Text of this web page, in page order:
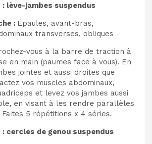
: lève-jambes suspendus
: Épaules, avant-bras,
transverses, obliques
vous à la barre de traction à
en main (paumes face à vous). En
jointes et aussi droites que
vos muscles abdominaux,
et levez vos jambes aussi
en visant à les rendre parallèles
5 répétitions x 4 séries.
: cercles de genou suspendus